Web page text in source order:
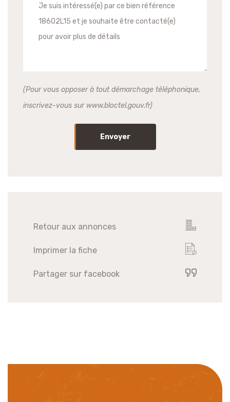
(Pour vous opposer à tout démarchage téléphonique,
inscrivez-vous sur www.bloctel.gouv.fr)
Envoyer
Retour aux annonces
Imprimer la fiche
Partager sur facebook